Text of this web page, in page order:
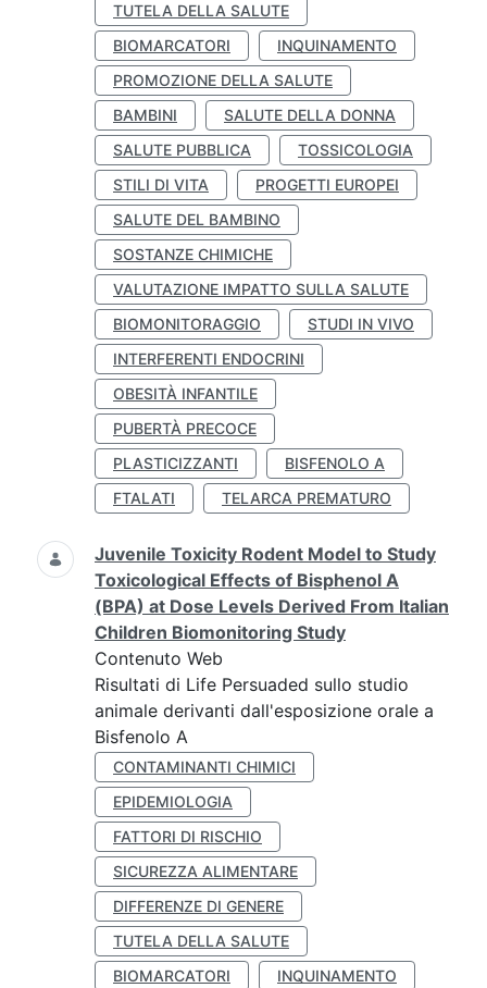
TUTELA DELLA SALUTE
BIOMARCATORI
INQUINAMENTO
PROMOZIONE DELLA SALUTE
BAMBINI
SALUTE DELLA DONNA
SALUTE PUBBLICA
TOSSICOLOGIA
STILI DI VITA
PROGETTI EUROPEI
SALUTE DEL BAMBINO
SOSTANZE CHIMICHE
VALUTAZIONE IMPATTO SULLA SALUTE
BIOMONITORAGGIO
STUDI IN VIVO
INTERFERENTI ENDOCRINI
OBESITÀ INFANTILE
PUBERTÀ PRECOCE
PLASTICIZZANTI
BISFENOLO A
FTALATI
TELARCA PREMATURO
Juvenile Toxicity Rodent Model to Study
Toxicological Effects of Bisphenol A
(BPA) at Dose Levels Derived From Italian
Children Biomonitoring Study
Contenuto Web
Risultati di Life Persuaded sullo studio
animale derivanti dall'esposizione orale a
Bisfenolo A
CONTAMINANTI CHIMICI
EPIDEMIOLOGIA
FATTORI DI RISCHIO
SICUREZZA ALIMENTARE
DIFFERENZE DI GENERE
TUTELA DELLA SALUTE
BIOMARCATORI
INQUINAMENTO